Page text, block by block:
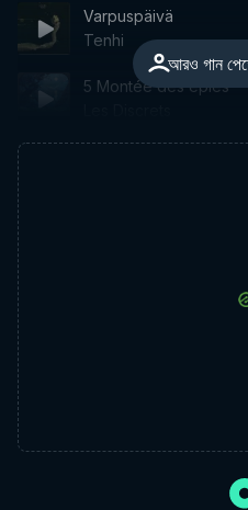
আরও গান
Varpuspäivä
Tenhi
5 Montée des épies